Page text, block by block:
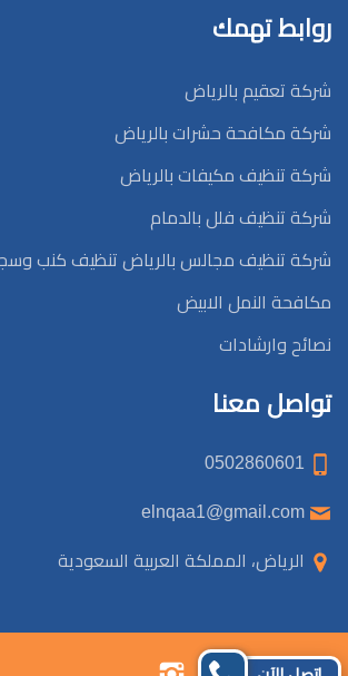
روابط تهمك
شركة تعقيم بالرياض
شركة مكافحة حشرات بالرياض
شركة تنظيف مكيفات بالرياض
شركة تنظيف فلل بالدمام
شركة تنظيف مجالس بالرياض تنظيف كنب
مكافحة النمل الابيض
نصائح وارشادات
تواصل معنا
الرياض، المملكة العربية السعودية